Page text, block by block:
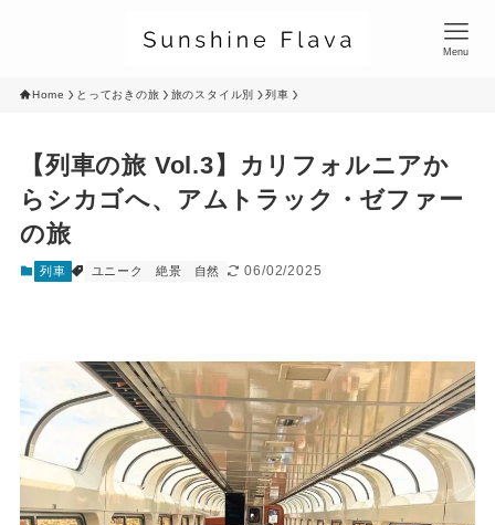
Menu
Home とっておきの旅 旅のスタイル別 列車
【列車の旅 Vol.3】カリフォルニアか
らシカゴへ、アムトラック・ゼファー
の旅
列車 ユニーク 絶景 自然 06/02/2025